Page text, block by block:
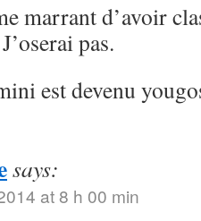
marrant d’avoir
pas.
est devenu
says:
at 8 h 00 min